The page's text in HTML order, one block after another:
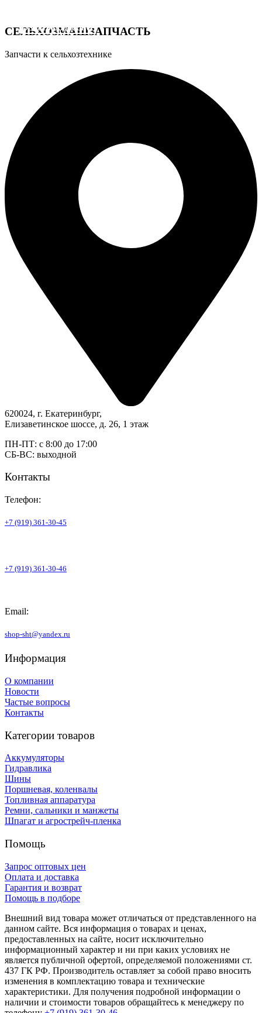
Узнать подробнее
Узнать подробнее
Узнать подробнее
СЕЛЬХОЗМАШЗАПЧАСТЬ
Запчасти к сельхозтехнике
620024, г. Екатеринбург,
Елизаветинское шоссе, д. 26, 1 этаж
ПН-ПТ: с 8:00 до 17:00
СБ-ВС: выходной
Контакты
Телефон:
+7 (919) 361-30-45
+7 (919) 361-30-46
Email:
shop-sht@yandex.ru
Информация
О компании
Новости
Частые вопросы
Контакты
Категории товаров
Аккумуляторы
Гидравлика
Шины
Поршневая, коленвалы
Топливная аппаратура
Ремни, сальники и манжеты
Шпагат и агрострейч-пленка
Помощь
Запрос оптовых цен
Оплата и доставка
Гарантия и возврат
Помощь в подборе
Внешний вид товара может отличаться от представленного на
данном сайте. Вся информация о товарах и ценах,
предоставленных на сайте, носит исключительно
информационный характер и ни при каких условиях не
является публичной офертой, определяемой положениями ст.
437 ГК РФ. Производитель оставляет за собой право вносить
изменения в комплектацию товара и технические
характеристики. Для получения подробной информации о
наличии и стоимости товаров обращайтесь к менеджеру по